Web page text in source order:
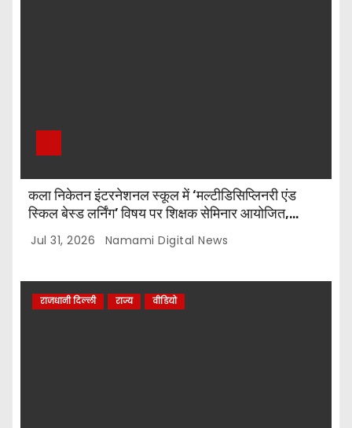
कला निकेतन इंटरनेशनल स्कूल में ‘मल्टीडिसिप्लिनरी एंड
स्किल बेस्ड लर्निंग’ विषय पर शिक्षक सेमिनार आयोजित,
टॉप-5 विजेताओं को किया गया सम्मानित
Jul 31, 2026 Namami Digital News
राजधानी दिल्ली राज्य वीडियो